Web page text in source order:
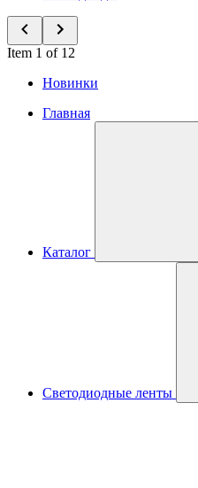
Item 1 of 12
Новинки
Главная
Каталог
Светодиодные ленты